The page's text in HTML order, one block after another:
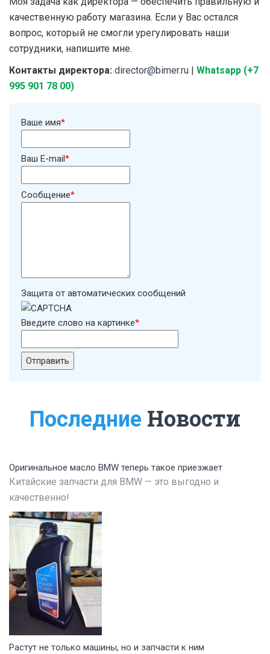
качественную работу магазина. Если у Вас остался
вопрос, который не смогли урегулировать наши
сотрудники, напишите мне.
Контакты директора: director@bimer.ru | Whatsapp (+7
995 901 78 00)
Ваше имя*
Ваш E-mail*
Сообщение*
Защита от автоматических сообщений
Введите слово на картинке*
Последние Новости
Оригинальное масло BMW теперь такое приезжает
Китайские запчасти для BMW — это выгодно и
качественно!
Растут не только машины, но и запчасти к ним